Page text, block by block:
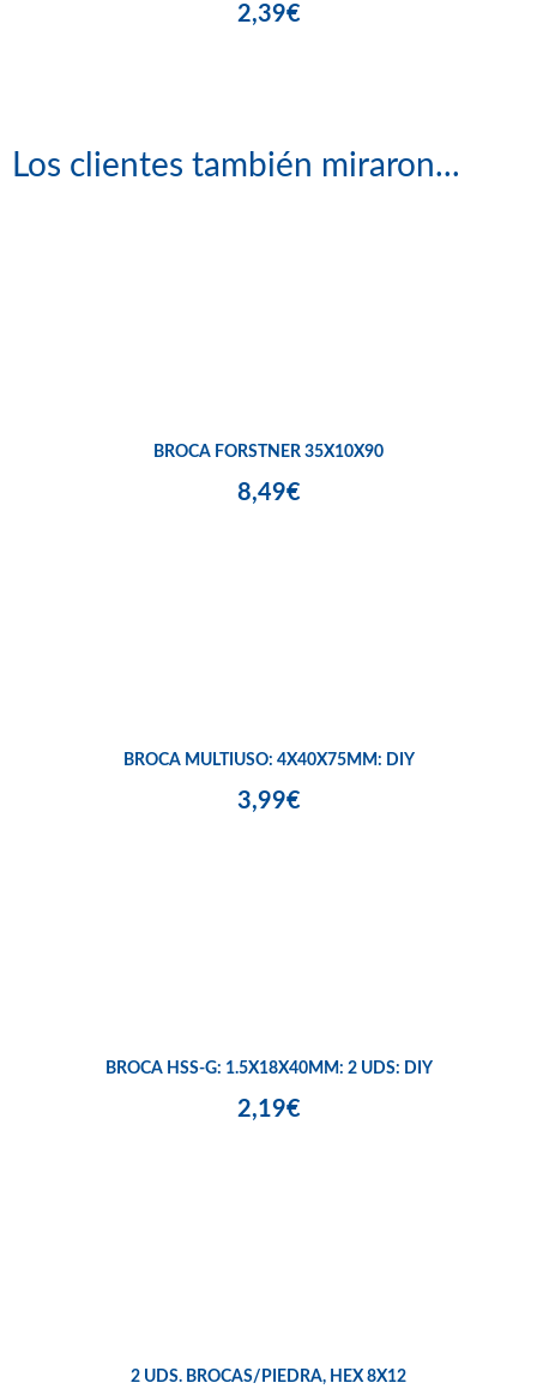
2,39€
Los clientes también miraron...
BROCA FORSTNER 35X10X90
8,49€
BROCA MULTIUSO: 4X40X75MM: DIY
3,99€
BROCA HSS-G: 1.5X18X40MM: 2 UDS: DIY
2,19€
2 UDS. BROCAS/PIEDRA, HEX 8X12